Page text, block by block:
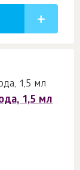
1,5 мл